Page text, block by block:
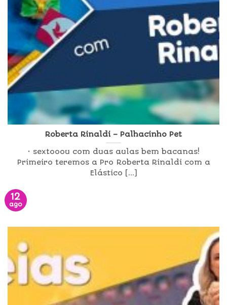
Roberta Rinaldi – Palhacinho Pet
• sextooou com duas aulas bem bacanas!
Primeiro teremos a Pro Roberta Rinaldi com a
Elástico [...]
12
ago